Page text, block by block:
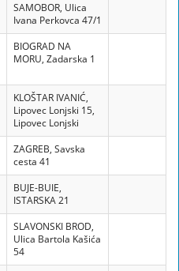
SAMOBOR, Ulica
Ivana Perkovca 47/1
BIOGRAD NA
MORU, Zadarska 1
KLOŠTAR IVANIĆ,
Lipovec Lonjski 15,
Lipovec Lonjski
ZAGREB, Savska
cesta 41
BUJE-BUIE,
ISTARSKA 21
SLAVONSKI BROD,
Ulica Bartola Kašića
54